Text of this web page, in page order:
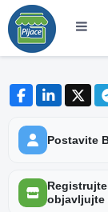
Postavite
Registrujte
objavljujte